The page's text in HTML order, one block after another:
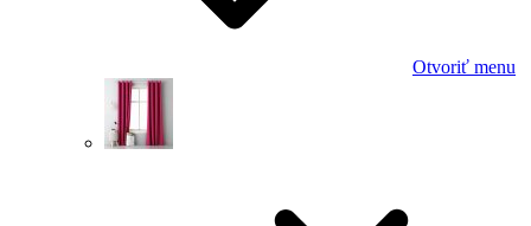
Otvoriť menu